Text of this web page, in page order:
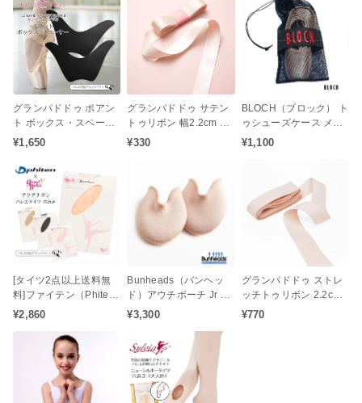
グランパドドゥ ポアン
ト ボックス・スペーサ
ー（つま先の指立ち・
滑り込み防止 ダンサー
のケガ予防）
¥1,650
グランパドドゥ サテン
トゥリボン 幅2.2cm 長
さ250cm（1足分）
¥330
BLOCH（ブロック） ト
ゥシューズケース メッ
シュバッグ
¥1,100
[タイツ2点以上送料無
料]ファイテン（Phite
n）アクアチタン コン
イツ（穴あき / 大人タイ
ツ / ジュニアタイツ）ア
クアチタン配合の心身
をリラックス状態へと
サポート♪
¥2,860
Bunheads（バンヘッ
ド）アウチポーチ Jr ト
ゥパッド
¥3,300
グランパドドゥ ストレ
ッチトゥリボン 2.2cm
幅 1足分 タイツに馴染
¥770